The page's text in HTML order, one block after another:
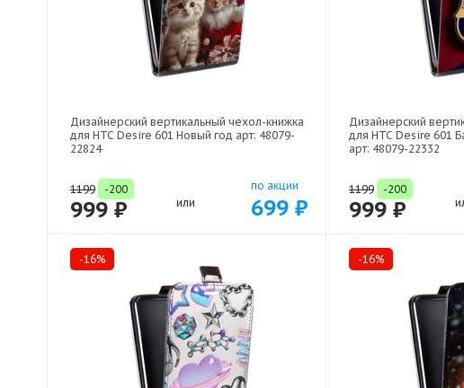
Дизайнерский вертикальный чехол-книжка
для HTC Desire 601 Новый год арт: 48079-
22824
1199 -200
999 ₽ или
по акции
699 ₽
Дизайнерский
для HTC Desire 601
арт: 48079-22332
1199 -200
999 ₽
-16% -16%